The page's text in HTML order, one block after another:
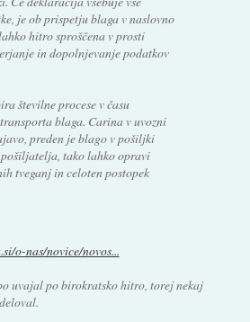
je ob prispetju blaga v naslovno
hitro sproščena v prosti
in dopolnjevanje podatkov
številne procese v času
blaga. Carina v uvozni
preden je blago v pošiljki
tako lahko opravi
tveganj in celoten postopek
o-nas/novice/novos...
uvajal po birokratsko hitro, torej nekaj